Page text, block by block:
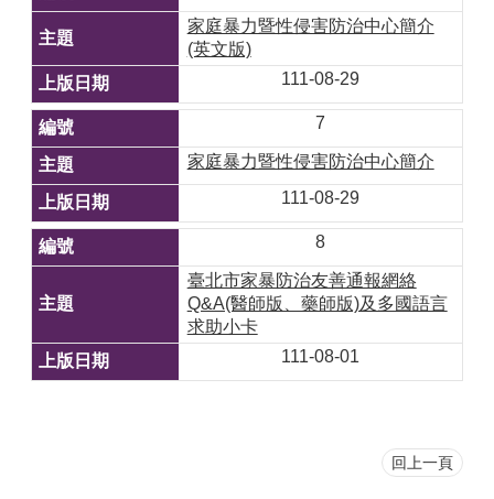
家庭暴力暨性侵害防治中心簡介
(英文版)
111-08-29
7
家庭暴力暨性侵害防治中心簡介
111-08-29
8
臺北市家暴防治友善通報網絡
Q&A(醫師版、藥師版)及多國語言
求助小卡
111-08-01
回上一頁